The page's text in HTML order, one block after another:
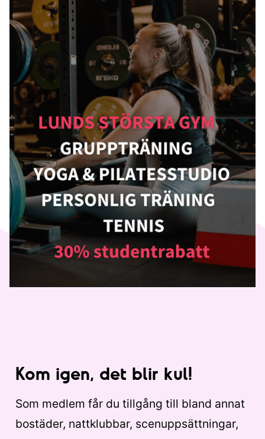
Kom igen, det blir kul!
Som medlem får du tillgång till bland annat
bostäder, nattklubbar, scenuppsättningar,